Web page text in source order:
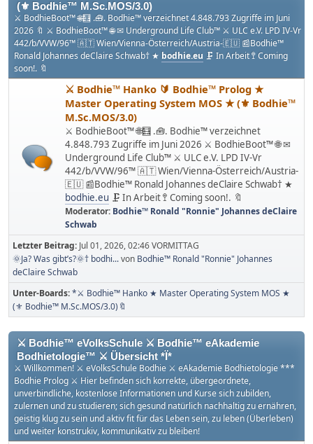
(⚜ Bodhie™ M.Sc.MOS/3.0)
⚔ BodhieBoot™ 🌐🧮 .🧰. Bodhie™ verzeichnet 4.848.793 Zugriffe im Juni
2026 🔖 ⚔ BodhieBoot™ 🌐 ✉ Underground Life Club™ ⚔ ULC e.V. LPD IV-Vr
442/b/VVW/96™ 🇦🇹 Wien/Vienna-Österreich/Austria-🇪🇺 📰Bodhie™
Ronald Johannes deClaire Schwab† ★ bodhie.eu 🗜 In Arbeit 🚏 Coming
soon!. 🔖
⚔ Bodhie™ Hanko 🔰 Bodhie™ Prolog ★
Master Operating System MOS ★ (⚜ Bodhie™
M.Sc.MOS/3.0)
⚔ BodhieBoot™ 🌐🧮 .🧰. Bodhie™ verzeichnet
4.848.793 Zugriffe im Juni 2026 ⚔ BodhieBoot™ 🌐 ✉
Underground Life Club™ ⚔ ULC e.V. LPD IV-Vr
442/b/VVW/96™ 🇦🇹 Wien/Vienna-Österreich/Austria-
🇪🇺 📰Bodhie™ Ronald Johannes deClaire Schwab† ★
bodhie.eu 🗜 In Arbeit 🚏 Coming soon!. 🔖
Moderator: Bodhie™ Ronald "Ronnie" Johannes deClaire
Schwab
Letzter Beitrag: Jul 01, 2026, 02:46 VORMITTAG
🌞Ja? Was gibt’s?🌞† bodhi...von Bodhie™ Ronald "Ronnie" Johannes
deClaire Schwab
Unter-Boards *⚔ Bodhie™ Hanko ★ Master Operating System MOS ★
(⚜ Bodhie™ M.Sc.MOS/3.0)🔖
⚔ Bodhie™ eVolksSchule ⚔ Bodhie™ eAkademie
Bodhietologie™ ⚔ Übersicht *Ï*
⚔ Willkommen! ⚔ eVolksSchule Bodhie ⚔ eAkademie Bodhietologie ***
Bodhie Prolog ⚔ Hier befinden sich korrekte, übergeordnete,
unverbindliche, kostenlose Informationen und Kurse sich zubilden,
zulernen und zu studieren; sich gesund natürlich nachhaltig zu ernähren,
geistig klug zu sein und aktiv fit für das Leben sein, zu leben (Überleben)
und weiter konstrukiv, kommunikativ zu bleiben!